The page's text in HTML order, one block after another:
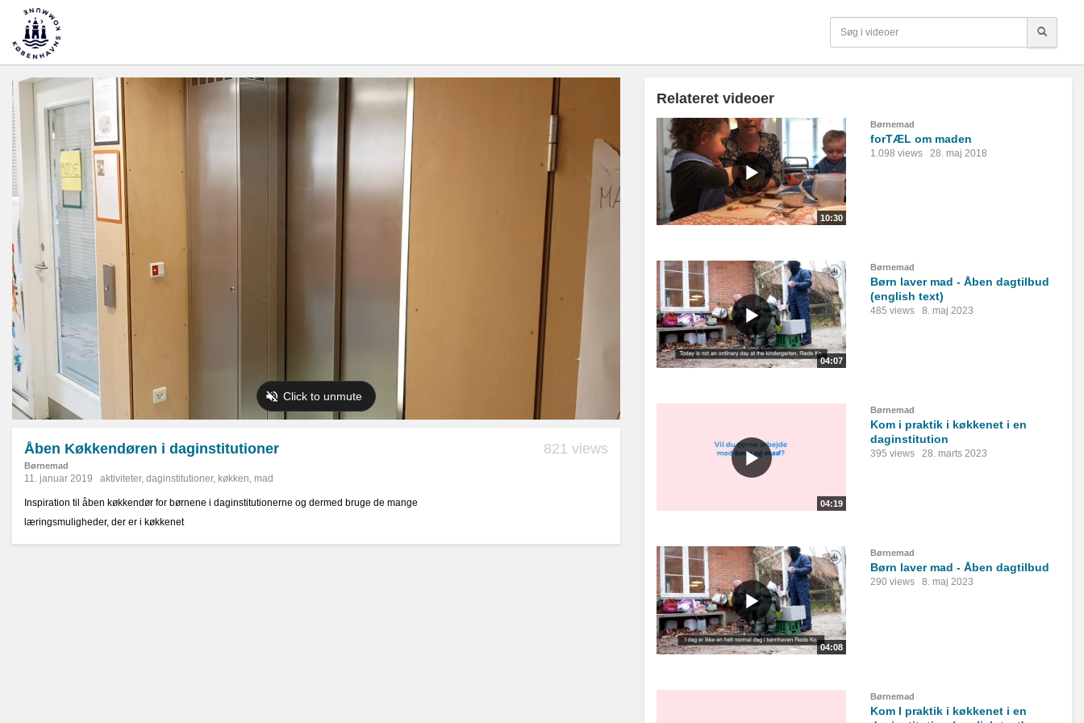
Åben Køkkendøren i daginstitutioner
Børnemad
821 views
11. januar 2019 aktiviteter, daginstitutioner, køkken, mad
Inspiration til åben køkkendør for børnene i daginstitutionerne og dermed bruge de mange
læringsmuligheder, der er i køkkenet
Relateret videoer
10:30
Børnemad
forTÆL om maden
1.098 views 28. maj 2018
04:07
Børnemad
Børn laver mad - Åben dagtilbud
(english text)
485 views 8. maj 2023
04:19
Børnemad
Kom i praktik i køkkenet i en
daginstitution
395 views 28. marts 2023
04:08
Børnemad
Børn laver mad - Åben dagtilbud
290 views 8. maj 2023
Børnemad
Kom I praktik i køkkenet i en